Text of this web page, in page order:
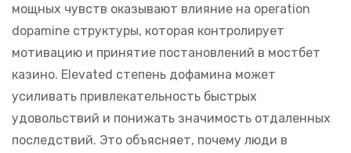
мощных чувств оказывают влияние на operation
dopamine структуры, которая контролирует
мотивацию и принятие постановлений в мостбет
казино. Elevated степень дофамина может
усиливать привлекательность быстрых
удовольствий и понижать значимость отдаленных
последствий. Это объясняет, почему люди в